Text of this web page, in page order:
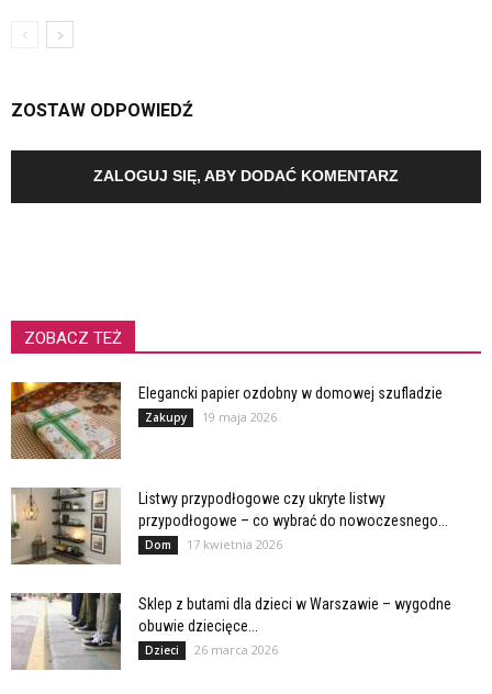
ZOSTAW ODPOWIEDŹ
ZALOGUJ SIĘ, ABY DODAĆ KOMENTARZ
ZOBACZ TEŻ
Elegancki papier ozdobny w domowej szufladzie
Zakupy 19 maja 2026
Listwy przypodłogowe czy ukryte listwy
przypodłogowe – co wybrać do nowoczesnego...
Dom 17 kwietnia 2026
Sklep z butami dla dzieci w Warszawie – wygodne
obuwie dziecięce...
Dzieci 26 marca 2026